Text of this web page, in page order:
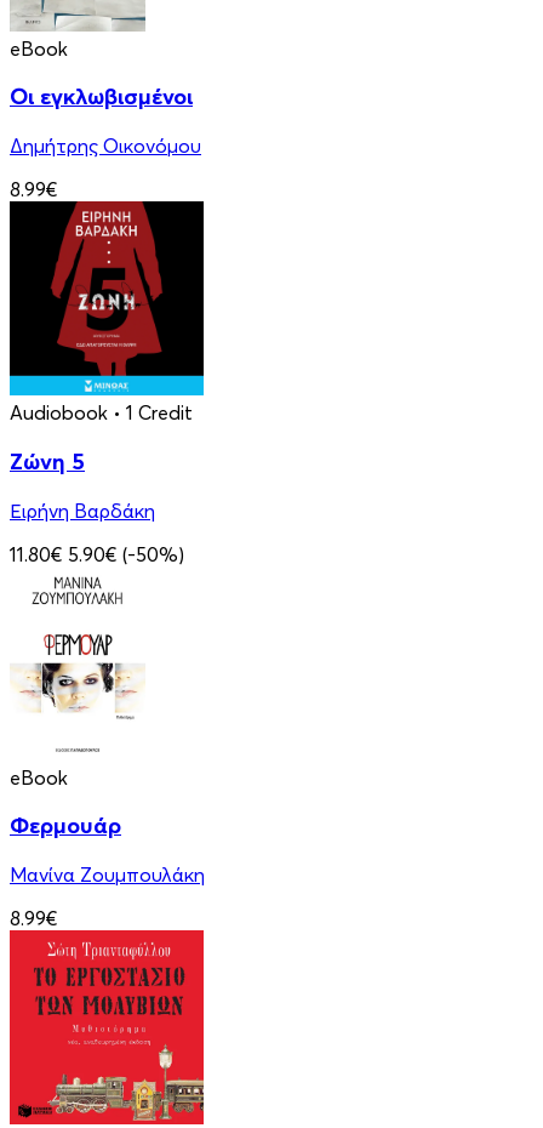
eBook
Οι εγκλωβισμένοι
Δημήτρης Οικονόμου
8.99€
Audiobook • 1 Credit
Ζώνη 5
Ειρήνη Βαρδάκη
11.80€ 5.90€ (-50%)
eBook
Φερμουάρ
Μανίνα Ζουμπουλάκη
8.99€